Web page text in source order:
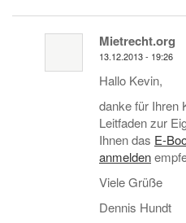
Mietrecht.org
13.12.2013 - 19:26
Hallo Kevin,
danke für Ihren
Leitfaden zur
Ihnen das E-
anmelden
Viele Grüße
Dennis Hundt